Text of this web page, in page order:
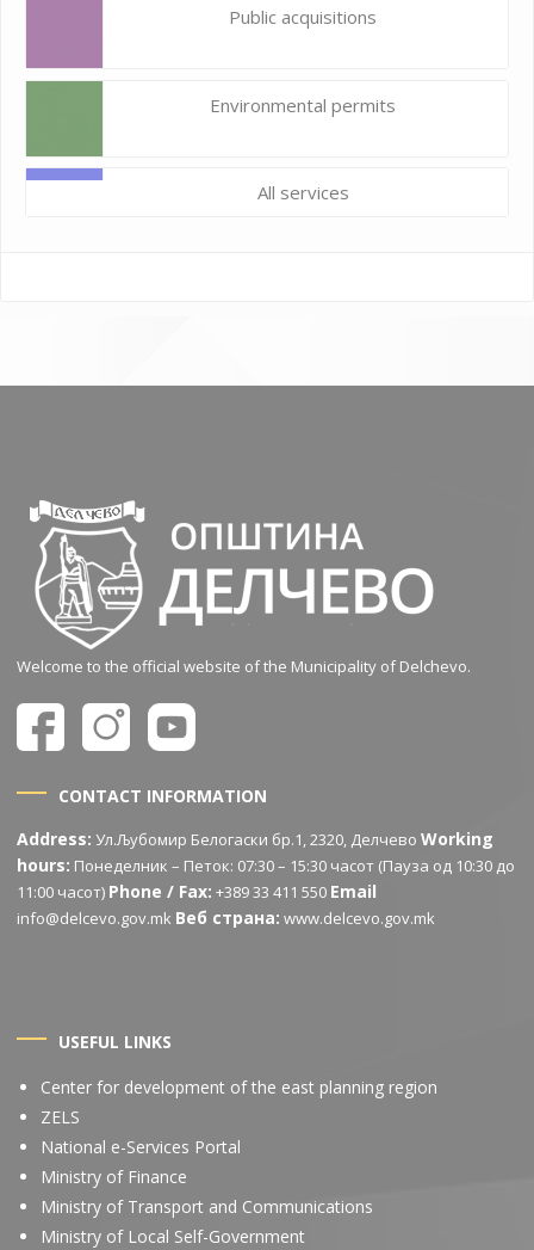
Public acquisitions
Environmental permits
All services
Welcome to the official website of the Municipality of Delchevo.
CONTACT INFORMATION
Address: Ул.Љубомир Белогаски бр.1, 2320, ДелчевоWorking
hours: Понеделник – Петок: 07:30 – 15:30 часот (Пауза од 10:30 до
11:00 часот) Phone / Fax: +389 33 411 550 Email
info@delcevo.gov.mk Веб страна: www.delcevo.gov.mk
USEFUL LINKS
Center for development of the east planning region
ZELS
National e-Services Portal
Ministry of Finance
Ministry of Transport and Communications
Ministry of Local Self-Government